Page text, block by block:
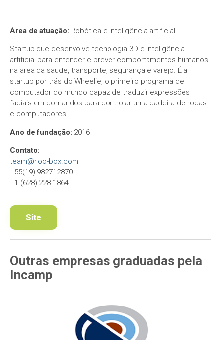
Área de atuação: Robótica e Inteligência artificial
Startup que desenvolve tecnologia 3D e inteligência
artificial para entender e prever comportamentos humanos
na área da saúde, transporte, segurança e varejo. É a
startup por trás do Wheelie, o primeiro programa de
computador do mundo capaz de traduzir expressões
faciais em comandos para controlar uma cadeira de rodas
e computadores.
Ano de fundação: 2016
Contato:
team@hoo-box.com
+55(19) 982712870
+1 (628) 228-1864
Site
Outras empresas graduadas pela
Incamp